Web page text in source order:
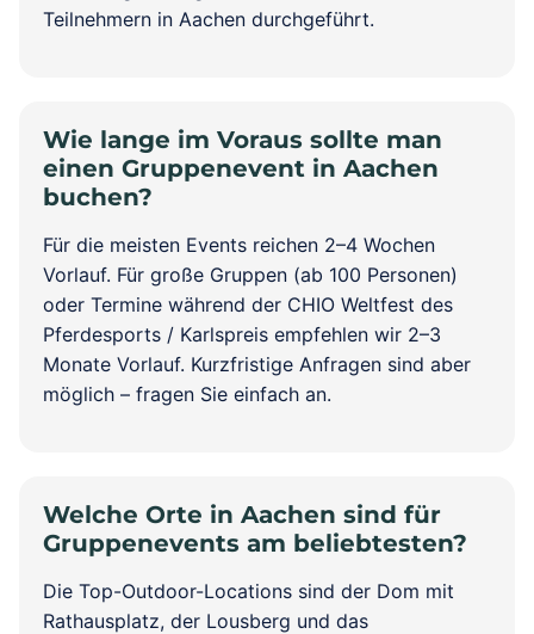
Teilnehmern in Aachen durchgeführt.
Wie lange im Voraus sollte man
einen Gruppenevent in Aachen
buchen?
Für die meisten Events reichen 2–4 Wochen
Vorlauf. Für große Gruppen (ab 100 Personen)
oder Termine während der CHIO Weltfest des
Pferdesports / Karlspreis empfehlen wir 2–3
Monate Vorlauf. Kurzfristige Anfragen sind aber
möglich – fragen Sie einfach an.
Welche Orte in Aachen sind für
Gruppenevents am beliebtesten?
Die Top-Outdoor-Locations sind der Dom mit
Rathausplatz, der Lousberg und das